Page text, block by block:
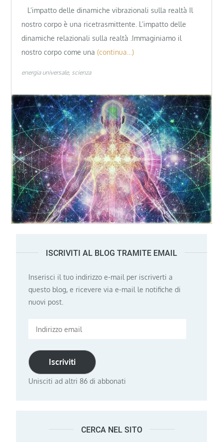
L’impatto delle dinamiche vibrazionali sulla realtà Il
nostro corpo è una ricetrasmittente. L’impatto delle
dinamiche relazionali sulla realtà .Immaginiamo il
nostro corpo come una (continua…)
energia universale scienza
ISCRIVITI AL BLOG TRAMITE EMAIL
Inserisci il tuo indirizzo e-mail per iscriverti a
questo blog, e ricevere via e-mail le notifiche di
nuovi post.
Indirizzo
Iscriviti
Unisciti ad altri 86 di abbonati
CERCA NEL SITO